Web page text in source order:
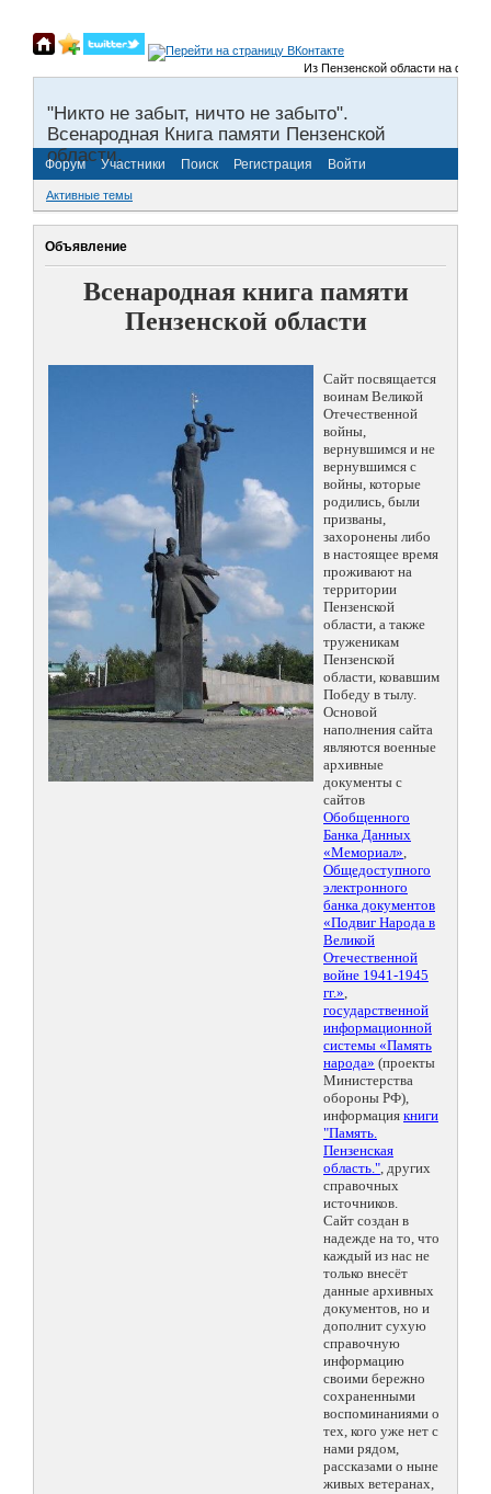
Из Пензенской области на
"Никто не забыт, ничто не забыто".
Всенародная Книга памяти Пензенской
области.
Форум Участники Поиск Регистрация Войти
Активные темы
Объявление
Всенародная книга памяти
Пензенской области
Сайт посвящается
воинам Великой
Отечественной
войны,
вернувшимся и не
вернувшимся с
войны, которые
родились, были
призваны,
захоронены либо
в настоящее время
проживают на
территории
Пензенской
области, а также
труженикам
Пензенской
области, ковавшим
Победу в тылу.
Основой
наполнения сайта
являются военные
архивные
документы с
сайтов
Обобщенного
Банка Данных
«Мемориал»,
Общедоступного
электронного
банка документов
«Подвиг Народа в
Великой
Отечественной
войне 1941-1945
гг.»,
государственной
информационной
системы «Память
народа» (проекты
Министерства
обороны РФ),
информация книги
"Память.
Пензенская
область.", других
справочных
источников.
Сайт создан в
надежде на то, что
каждый из нас не
только внесёт
данные архивных
документов, но и
дополнит сухую
справочную
информацию
своими бережно
сохраненными
воспоминаниями о
тех, кого уже нет с
нами рядом,
рассказами о ныне
живых ветеранах,